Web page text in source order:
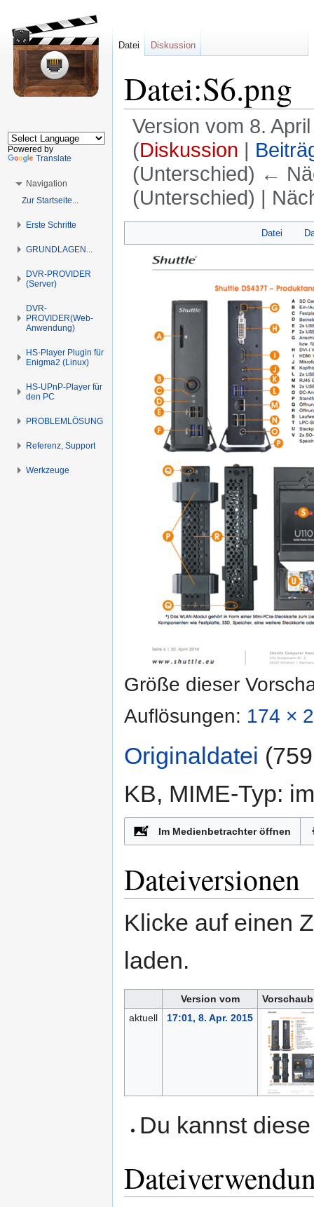
Datei:S6.png
Version vom 8.
(Diskussion |
(Unterschied) ←
(Unterschied) |
Navigation
springen
Suche
springen
Datei
Größe dieser
Auflösungen: 174 ×
Originaldatei
KB, MIME-Typ:
Im Medienbetrachter öffnen
Dateiversionen
Klicke auf einen
laden.
Version vom
aktuell
17:01, 8. Apr. 2015
Du kannst
Datei Diskussion
Powered by
Translate
Navigation
Zur Startseite...
Erste Schritte
GRUNDLAGEN...
DVR-PROVIDER
(Server)
DVR-
PROVIDER(Web-
Anwendung)
HS-Player Plugin für
Enigma2 (Linux)
HS-UPnP-Player für
den PC
PROBLEMLÖSUNG
Referenz, Support
Werkzeuge